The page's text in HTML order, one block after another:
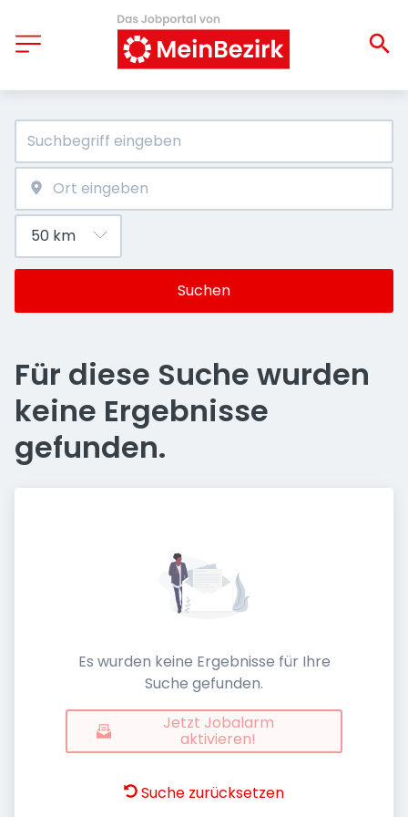
Suchen
Für diese Suche wurden
keine Ergebnisse
gefunden.
Es wurden keine Ergebnisse für Ihre
Suche gefunden.
Jetzt Jobalarm
aktivieren!
Suche zurücksetzen